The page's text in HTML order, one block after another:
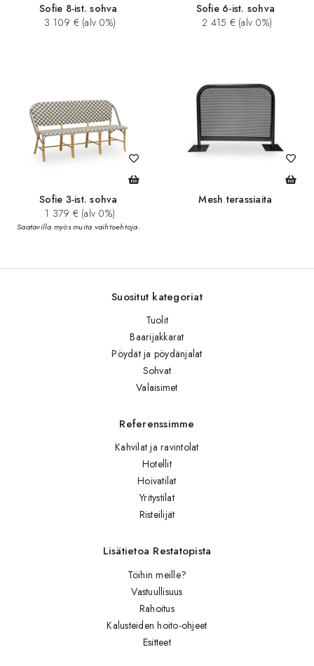
Sofie 8-ist. sohva
3 109 € (alv 0%)
Sofie 6-ist. sohva
2 415 € (alv 0%)
Sofie 3-ist. sohva
1 379 € (alv 0%)
Saatavilla myös muita vaihtoehtoja.
Mesh terassiaita
Suositut kategoriat
Tuolit
Baarijakkarat
Pöydät ja pöydänjalat
Sohvat
Valaisimet
Referenssimme
Kahvilat ja ravintolat
Hotellit
Hoivatilat
Yritystilat
Risteilijät
Lisätietoa Restatopista
Töihin meille?
Vastuullisuus
Rahoitus
Kalusteiden hoito-ohjeet
Esitteet